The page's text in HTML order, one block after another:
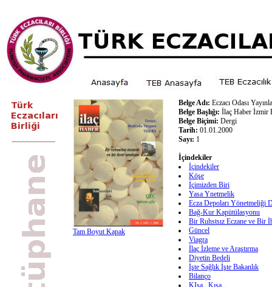
Tam Boyut Kapak
Belge Adı: Eczacı Odası
Belge Başlığı: İlaç Haber İzmir
Belge Biçimi: Dergi
Tarih: 01.01.2000
Sayı: 1
İçindekiler
İçindekiler
Köşe
İçimizden Biri
Yasa Ynetmelik
Ecza Depoları Yönetmeliği
Bağ-Kur Kapütülasyonu
Bir Ruhstsız Eczane ve Bir
Güncel
Viagra
İlaç İzleme ve Araştırma
Diyetin Bedeli
İşte Sağlık İşte Bakanlık
Bilanço
KIsa...Kısa...